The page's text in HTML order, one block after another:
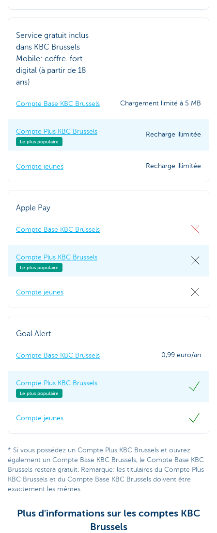
Service gratuit inclus
dans KBC Brussels
Mobile: coffre-fort
digital (à partir de 18
ans)
Compte Base KBC Brussels Chargement limité à 5 MB
Compte Plus KBC Brussels
Le plus populaire
Recharge illimitée
Compte jeunes Recharge illimitée
Apple Pay
Compte Base KBC Brussels
Compte Plus KBC Brussels
Le plus populaire
Compte jeunes
Goal Alert
Compte Base KBC Brussels 0,99 euro/an
Compte Plus KBC Brussels
Le plus populaire
Compte jeunes
* Si vous possédez un Compte Plus KBC Brussels et ouvrez
également un Compte Base KBC Brussels, le Compte Base KBC
Brussels restera gratuit. Remarque: les titulaires du Compte Plus
KBC Brussels et du Compte Base KBC Brussels doivent être
exactement les mêmes.
Plus d'informations sur les comptes KBC
Brussels